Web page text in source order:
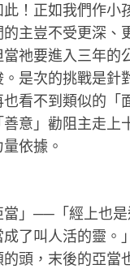
！正如我們作小
主豈不受更深、
祂要進入三年
是次的挑戰是針
看不到類似的
意」勸阻主走上
依據。
」──「經上也
了叫人活的靈。
頭，末後的亞當